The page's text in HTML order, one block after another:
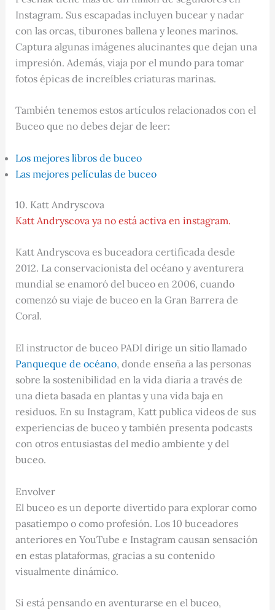
Instagram. Sus escapadas incluyen bucear y nadar
con las orcas, tiburones ballena y leones marinos.
Captura algunas imágenes alucinantes que dejan una
impresión. Además, viaja por el mundo para tomar
fotos épicas de increíbles criaturas marinas.
También tenemos estos artículos relacionados con el
Buceo que no debes dejar de leer:
Los mejores libros de buceo
Las mejores películas de buceo
10. Katt Andryscova
Katt Andryscova ya no está activa en instagram.
Katt Andryscova es buceadora certificada desde
2012. La conservacionista del océano y aventurera
mundial se enamoró del buceo en 2006, cuando
comenzó su viaje de buceo en la Gran Barrera de
Coral.
El instructor de buceo PADI dirige un sitio llamado
Panqueque de océano, donde enseña a las personas
sobre la sostenibilidad en la vida diaria a través de
una dieta basada en plantas y una vida baja en
residuos. En su Instagram, Katt publica videos de sus
experiencias de buceo y también presenta podcasts
con otros entusiastas del medio ambiente y del
buceo.
Envolver
El buceo es un deporte divertido para explorar como
pasatiempo o como profesión. Los 10 buceadores
anteriores en YouTube e Instagram causan sensación
en estas plataformas, gracias a su contenido
visualmente dinámico.
Si está pensando en aventurarse en el buceo,